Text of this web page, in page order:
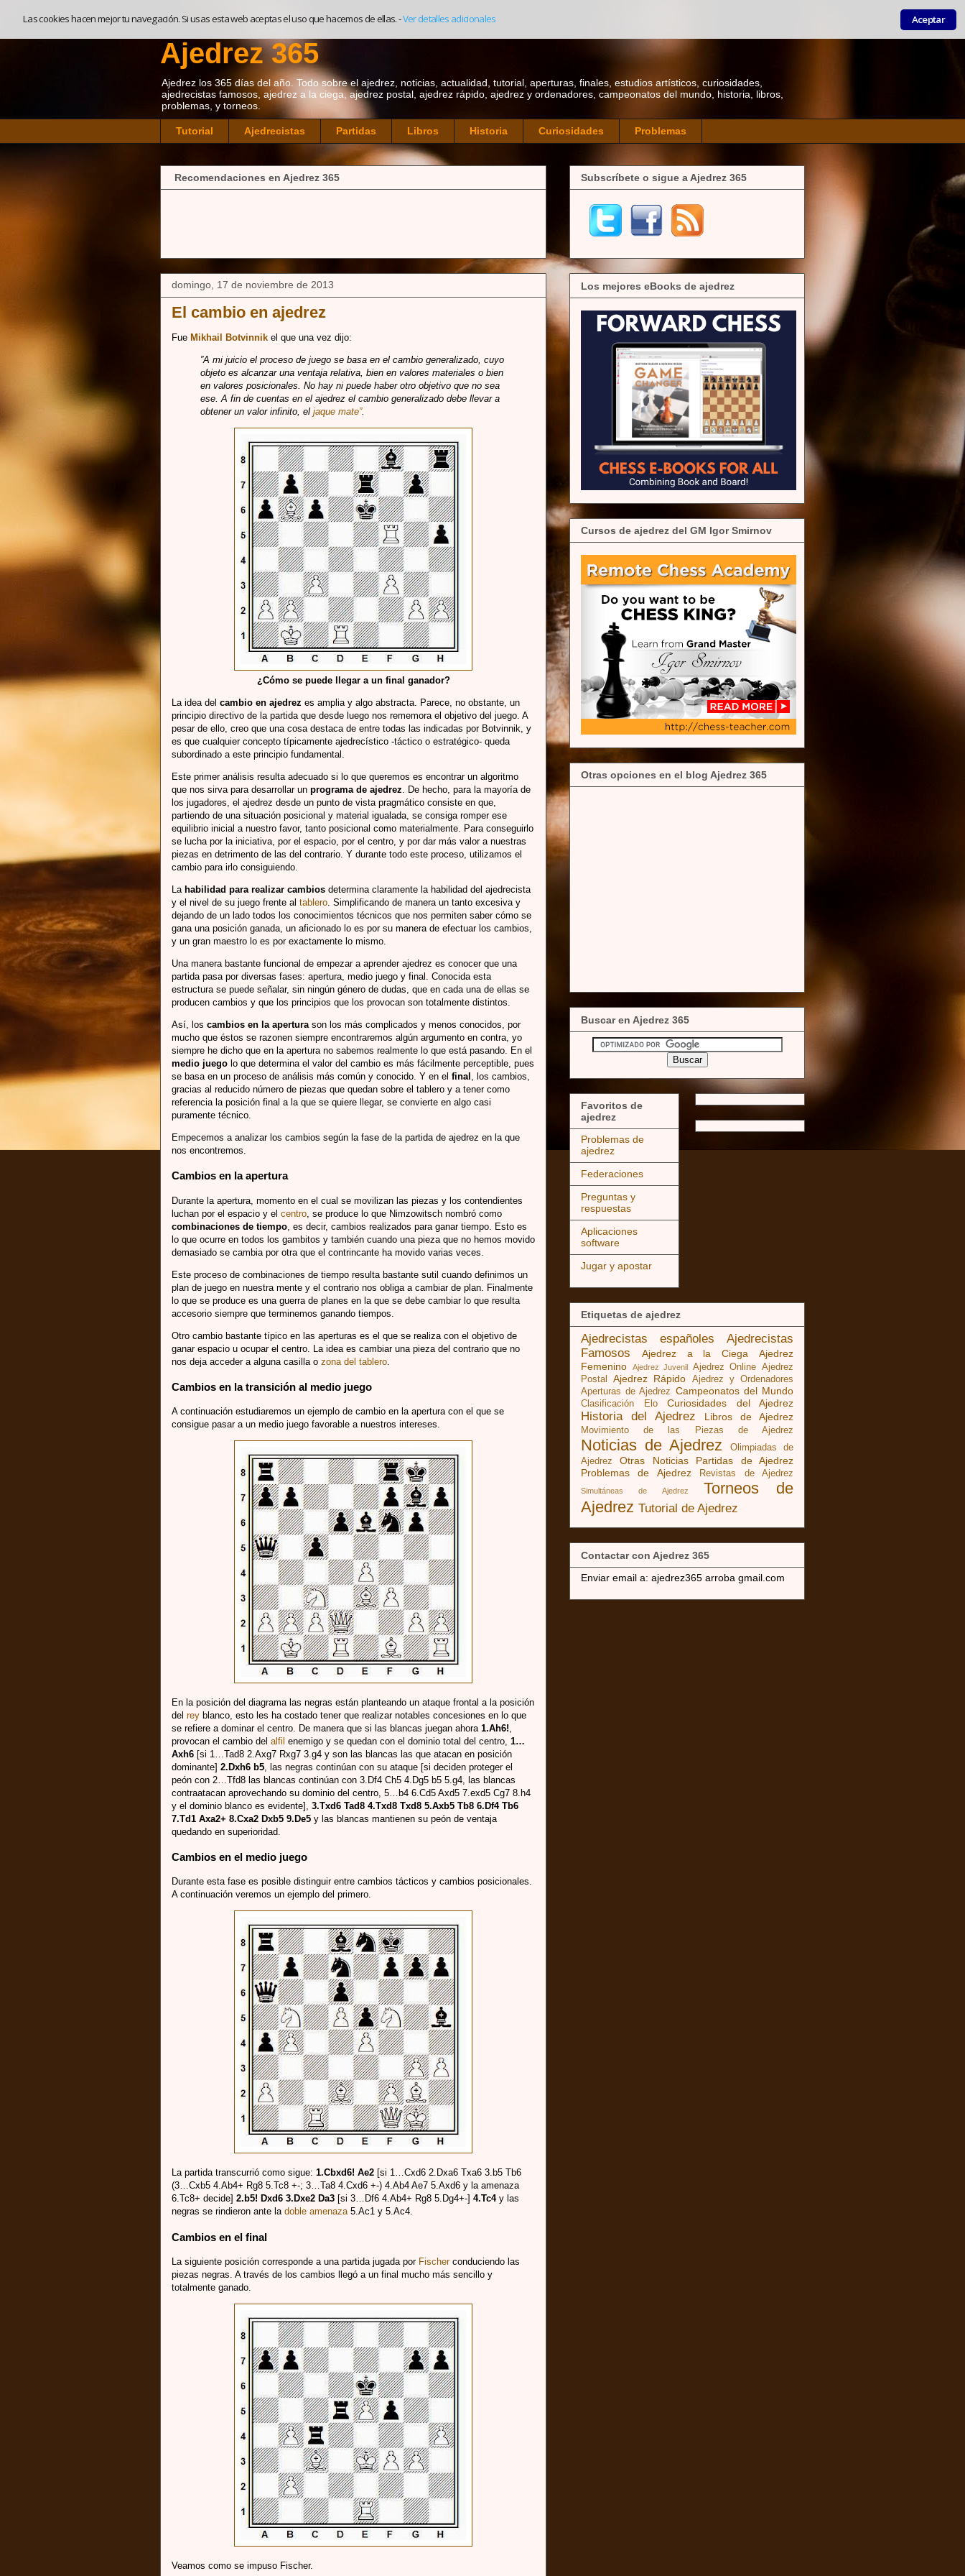
Las cookies hacen mejor tu navegación. Si usas esta web aceptas el uso que hacemos de ellas.-Ver detalles adicionales Aceptar
Ajedrez 365
Ajedrez los 365 días del año. Todo sobre el ajedrez, noticias, actualidad, tutorial, aperturas, finales, estudios artísticos, curiosidades,
ajedrecistas famosos, ajedrez a la ciega, ajedrez postal, ajedrez rápido, ajedrez y ordenadores, campeonatos del mundo, historia, libros,
problemas, y torneos.
Tutorial Ajedrecistas Partidas Libros Historia Curiosidades Problemas
Recomendaciones en Ajedrez 365
domingo, 17 de noviembre de 2013
El cambio en ajedrez
Fue Mikhail Botvinnik el que una vez dijo:
”A mi juicio el proceso de juego se basa en el cambio generalizado, cuyo
objeto es alcanzar una ventaja relativa, bien en valores materiales o bien
en valores posicionales. No hay ni puede haber otro objetivo que no sea
ese. A fin de cuentas en el ajedrez el cambio generalizado debe llevar a
obtener un valor infinito, el jaque mate”.
¿Cómo se puede llegar a un final ganador?
La idea del cambio en ajedrez es amplia y algo abstracta. Parece, no obstante, un
principio directivo de la partida que desde luego nos rememora el objetivo del juego. A
pesar de ello, creo que una cosa destaca de entre todas las indicadas por Botvinnik, y
es que cualquier concepto típicamente ajedrecístico -táctico o estratégico- queda
subordinado a este principio fundamental.
Este primer análisis resulta adecuado si lo que queremos es encontrar un algoritmo
que nos sirva para desarrollar un programa de ajedrez. De hecho, para la mayoría de
los jugadores, el ajedrez desde un punto de vista pragmático consiste en que,
partiendo de una situación posicional y material igualada, se consiga romper ese
equilibrio inicial a nuestro favor, tanto posicional como materialmente. Para conseguirlo
se lucha por la iniciativa, por el espacio, por el centro, y por dar más valor a nuestras
piezas en detrimento de las del contrario. Y durante todo este proceso, utilizamos el
cambio para irlo consiguiendo.
La habilidad para realizar cambios determina claramente la habilidad del ajedrecista
y el nivel de su juego frente al tablero. Simplificando de manera un tanto excesiva y
dejando de un lado todos los conocimientos técnicos que nos permiten saber cómo se
gana una posición ganada, un aficionado lo es por su manera de efectuar los cambios,
y un gran maestro lo es por exactamente lo mismo.
Una manera bastante funcional de empezar a aprender ajedrez es conocer que una
partida pasa por diversas fases: apertura, medio juego y final. Conocida esta
estructura se puede señalar, sin ningún género de dudas, que en cada una de ellas se
producen cambios y que los principios que los provocan son totalmente distintos.
Así, los cambios en la aperturason los más complicados y menos conocidos, por
mucho que éstos se razonen siempre encontraremos algún argumento en contra, yo
siempre he dicho que en la apertura no sabemos realmente lo que está pasando. En el
medio juego lo que determina el valor del cambio es más fácilmente perceptible, pues
se basa en un proceso de análisis más común y conocido. Y en el final , los cambios,
gracias al reducido número de piezas que quedan sobre el tablero y a tener como
referencia la posición final a la que se quiere llegar, se convierte en algo casi
puramente técnico.
Empecemos a analizar los cambios según la fase de la partida de ajedrez en la que
nos encontremos.
Cambios en la apertura
Durante la apertura, momento en el cual se movilizan las piezas y los contendientes
luchan por el espacio y el centro , se produce lo que Nimzowitsch nombró como
combinaciones de tiempo , es decir, cambios realizados para ganar tiempo. Esto es
lo que ocurre en todos los gambitos y también cuando una pieza que no hemos movido
demasiado se cambia por otra que el contrincante ha movido varias veces.
Este proceso de combinaciones de tiempo resulta bastante sutil cuando definimos un
plan de juego en nuestra mente y el contrario nos obliga a cambiar de plan. Finalmente
lo que se produce es una guerra de planes en la que se debe cambiar lo que resulta
accesorio siempre que terminemos ganando tiempos.
Otro cambio bastante típico en las aperturas es el que se realiza con el objetivo de
ganar espacio u ocupar el centro. La idea es cambiar una pieza del contrario que no
nos deja acceder a alguna casilla o zona del tablero
Cambios en la transición al medio juego
A continuación estudiaremos un ejemplo de cambio en la apertura con el que se
consigue pasar a un medio juego favorable a nuestros intereses.
En la posición del diagrama las negras están planteando un ataque frontal a la posición
del rey blanco, esto les ha costado tener que realizar notables concesiones en lo que
se refiere a dominar el centro. De manera que si las blancas juegan ahora 1.Ah6!
provocan el cambio del alfil enemigo y se quedan con el dominio total del centro, 1…
Axh6 [si 1…Tad8 2.Axg7 Rxg7 3.g4 y son las blancas las que atacan en posición
dominante] 2.Dxh6 b5 , las negras continúan con su ataque [si deciden proteger el
peón con 2…Tfd8 las blancas continúan con 3.Df4 Ch5 4.Dg5 b5 5.g4, las blancas
contraatacan aprovechando su dominio del centro, 5…b4 6.Cd5 Axd5 7.exd5 Cg7 8.h4
y el dominio blanco es evidente], 3.Txd6 Tad8 4.Txd8 Txd8 5.Axb5 Tb8 6.Df4 Tb6
7.Td1 Axa2+ 8.Cxa2 Dxb5 9.De5 y las blancas mantienen su peón de ventaja
quedando en superioridad.
Cambios en el medio juego
Durante esta fase es posible distinguir entre cambios tácticos y cambios posicionales.
A continuación veremos un ejemplo del primero.
La partida transcurrió como sigue: 1.Cbxd6! Ae2 [si 1…Cxd6 2.Dxa6 Txa6 3.b5 Tb6
(3…Cxb5 4.Ab4+ Rg8 5.Tc8 +-; 3…Ta8 4.Cxd6 +-) 4.Ab4 Ae7 5.Axd6 y la amenaza
6.Tc8+ decide] 2.b5! Dxd6 3.Dxe2 Da3 [si 3…Df6 4.Ab4+ Rg8 5.Dg4+-] 4.Tc4y las
negras se rindieron ante la doble amenaza5.Ac1 y 5.Ac4.
Cambios en el final
La siguiente posición corresponde a una partida jugada por Fischerconduciendo las
piezas negras. A través de los cambios llegó a un final mucho más sencillo y
totalmente ganado.
Veamos como se impuso Fischer.
Subscríbete o sigue a Ajedrez 365
Los mejores eBooks de ajedrez
Cursos de ajedrez del GM Igor Smirnov
Otras opciones en el blog Ajedrez 365
Buscar en Ajedrez 365
Favoritos de
ajedrez
Problemas de
ajedrez
Federaciones
Preguntas y
respuestas
Aplicaciones
software
Jugar y apostar
Etiquetas de ajedrez
Ajedrecistas españoles
Ajedrecistas
Famosos
Ajedrez a la Ciega
Ajedrez
Femenino
Ajedrez Juvenil Ajedrez Online Ajedrez
Postal
Ajedrez Rápido
Ajedrez y Ordenadores
Aperturas de Ajedrez Campeonatos del Mundo
Clasificación Elo Curiosidades del Ajedrez
Historia del Ajedrez Libros de Ajedrez
Movimiento de las Piezas de Ajedrez
Noticias de Ajedrez
Olimpiadas de
Ajedrez
Otras Noticias
Partidas de Ajedrez
Problemas de Ajedrez
Revistas de Ajedrez
Simultáneas de Ajedrez
Torneos de
Ajedrez Tutorial de Ajedrez
Contactar con Ajedrez 365
Enviar email a: ajedrez365 arroba gmail.com